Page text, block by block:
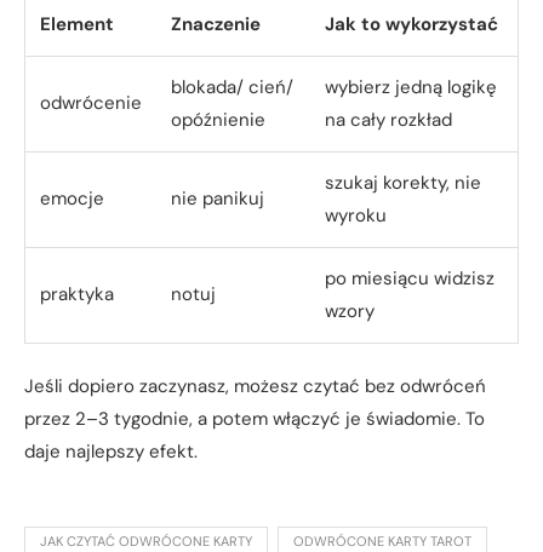
Element Znaczenie Jak to wykorzystać
odwrócenie
blokada/ cień/
opóźnienie
wybierz jedną logikę
na cały rozkład
emocje nie panikuj
szukaj korekty, nie
wyroku
praktyka notuj
po miesiącu widzisz
wzory
Jeśli dopiero zaczynasz, możesz czytać bez odwróceń
przez 2–3 tygodnie, a potem włączyć je świadomie. To
daje najlepszy efekt.
JAK CZYTAĆ ODWRÓCONE KARTY ODWRÓCONE KARTY TAROT